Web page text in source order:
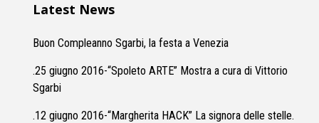
Latest News
Buon Compleanno Sgarbi, la festa a Venezia
.25 giugno 2016-“Spoleto ARTE” Mostra a cura di Vittorio
Sgarbi
.12 giugno 2016-“Margherita HACK” La signora delle stelle.